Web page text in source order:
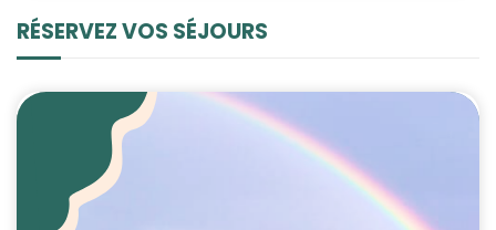
RÉSERVEZ VOS SÉJOURS